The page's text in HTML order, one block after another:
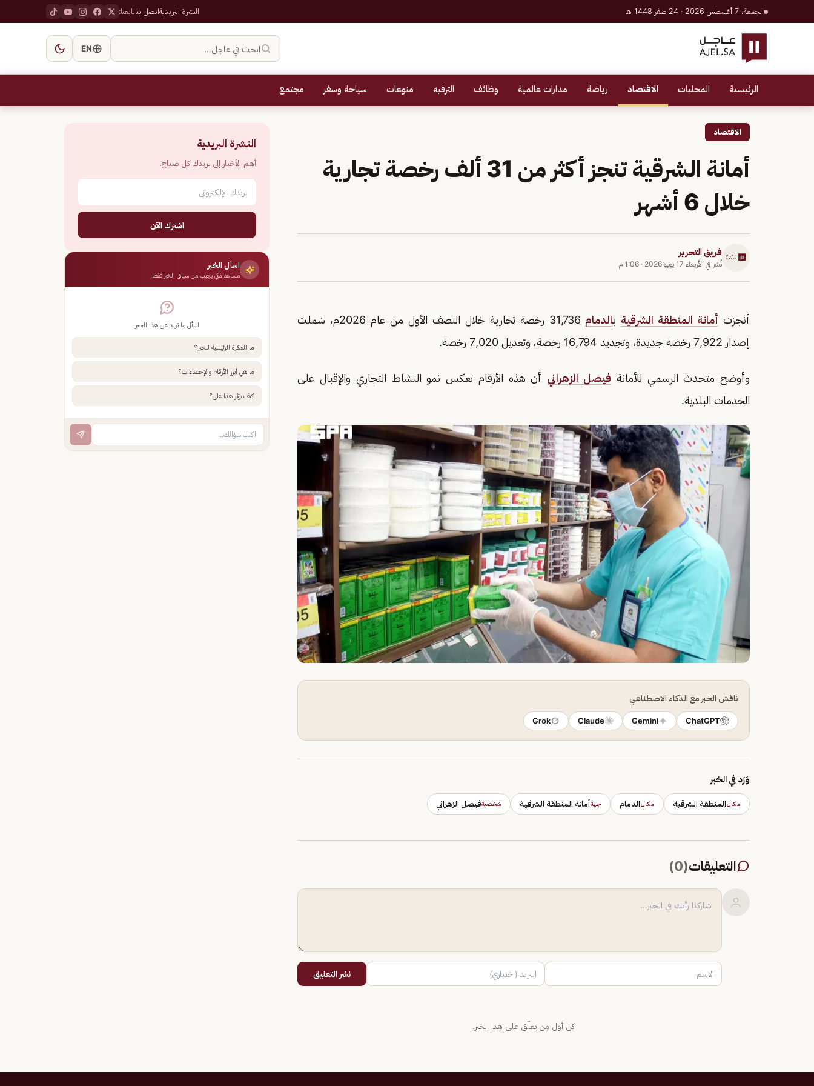
الجمعة، 7 أغسطس 2026 · 24 صفر 1448 هـ النشرة البريديةاتصل بناتابعنا:
ابحث في عاجل… EN
الرئيسية المحليات الاقتصاد رياضة مدارات عالمية وظائف الترفيه منوعات سياحة وسفر مجتمع
الاقتصاد
أمانة الشرقية تنجز أكثر من 31 ألف رخصة تجارية
خلال 6 أشهر
فريق التحرير
نُشر في الأربعاء 17 يونيو 2026 · 1:06 م
أنجزت أمانة المنطقة الشرقية بالدمام
31,736 رخصة تجارية خلال النصف الأول من عام 2026م، شملت
إصدار 7,922 رخصة جديدة، وتجديد 16,794 رخصة، وتعديل 7,020 رخصة.
وأوضح متحدث الرسمي للأمانة فيصل الزهراني أن هذه الأرقام تعكس نمو النشاط التجاري والإقبال على
الخدمات البلدية.
ناقش الخبر مع الذكاء الاصطناعي
ChatGPT
Gemini
Claude
Grok
وَرَد في الخبر
مكانالمنطقة الشرقية مكانالدمام جهةأمانة المنطقة الشرقية شخصيةفيصل الزهراني
التعليقات(
0
)
نشر التعليق
كن أول من يعلّق على هذا الخبر.
النشرة البريدية
أهم الأخبار إلى بريدك كل صباح.
اشترك الآن
اسأل الخبر
مساعد ذكي يجيب من سياق الخبر فقط
اسأل ما تريد عن هذا الخبر
ما الفكرة الرئيسية للخبر؟
ما هي أبرز الأرقام والإحصاءات؟
كيف يؤثر هذا علي؟